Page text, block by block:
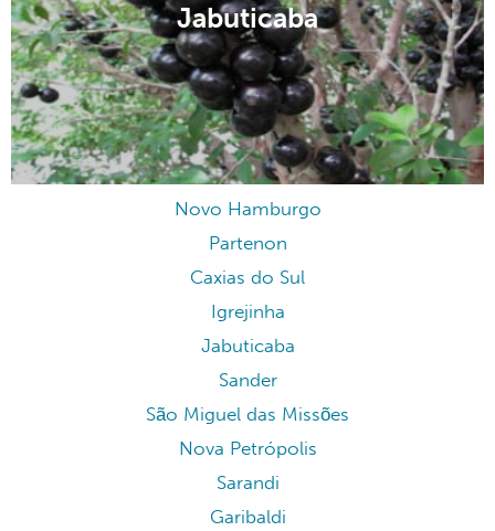
Jabuticaba
Novo Hamburgo
Partenon
Caxias do Sul
Igrejinha
Jabuticaba
Sander
São Miguel das Missões
Nova Petrópolis
Sarandi
Garibaldi